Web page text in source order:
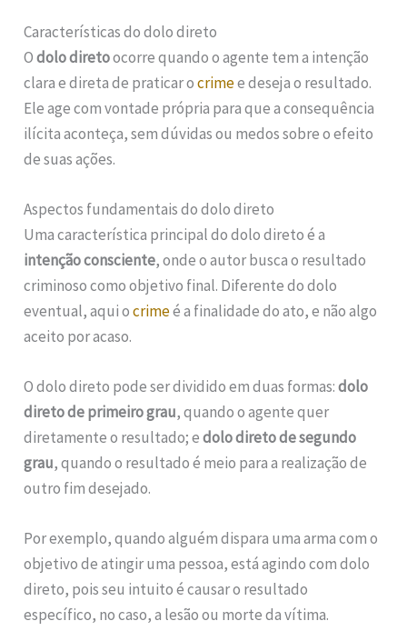
Características do dolo direto
Odolo diretoocorre quando o agente tem a intenção
clara e direta de praticar ocrimee deseja o resultado.
Ele age com vontade própria para que a consequência
ilícita aconteça, sem dúvidas ou medos sobre o efeito
de suas ações.
Aspectos fundamentais do dolo direto
Uma característica principal do dolo direto é a
intenção consciente, onde o autor busca o resultado
criminoso como objetivo final. Diferente do dolo
eventual, aqui ocrimeé a finalidade do ato, e não algo
aceito por acaso.
O dolo direto pode ser dividido em duas formas:dolo
direto de primeiro grau, quando o agente quer
diretamente o resultado; edolo direto de segundo
grau, quando o resultado é meio para a realização de
outro fim desejado.
Por exemplo, quando alguém dispara uma arma com o
objetivo de atingir uma pessoa, está agindo com dolo
direto, pois seu intuito é causar o resultado
específico, no caso, a lesão ou morte da vítima.